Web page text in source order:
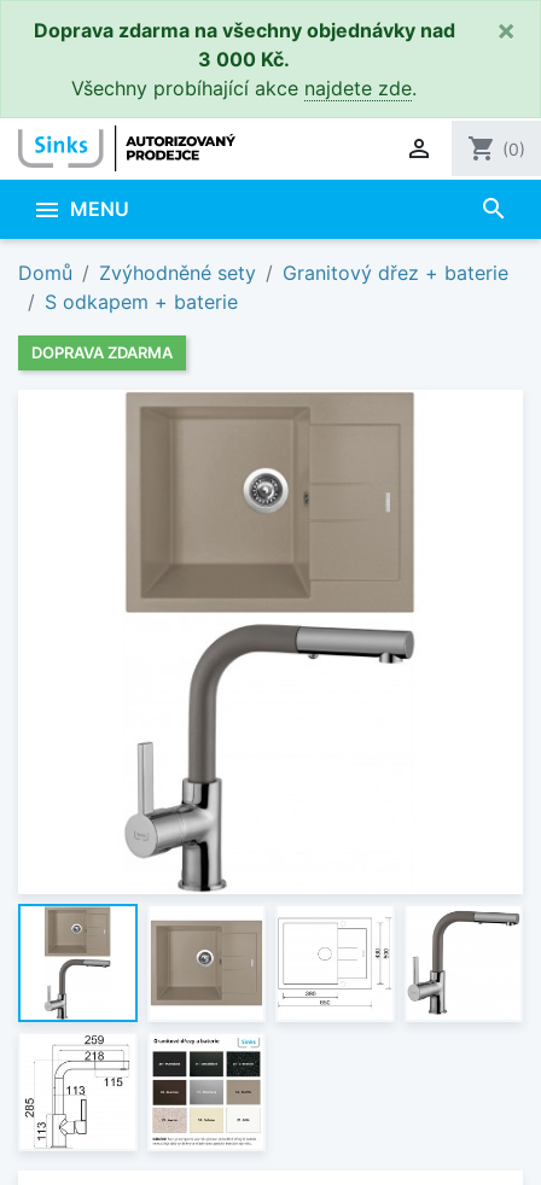
Doprava zdarma na všechny objednávky nad
3 000 Kč.
Všechny probíhající akce najdete zde.
×
 shopping_cart (0)
 MENU search
Domů Zvýhodněné sety
Granitový dřez + baterie
S odkapem + baterie
DOPRAVA ZDARMA